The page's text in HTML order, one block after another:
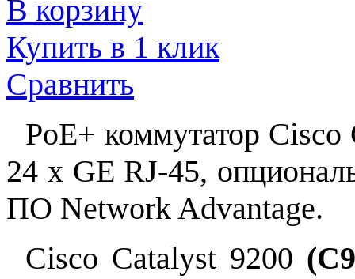
В корзину
Купить в 1 клик
Сравнить
PoE+ коммутатор
24 x GE RJ-45,
ПО Network Advantage.
Cisco Catalyst 9200